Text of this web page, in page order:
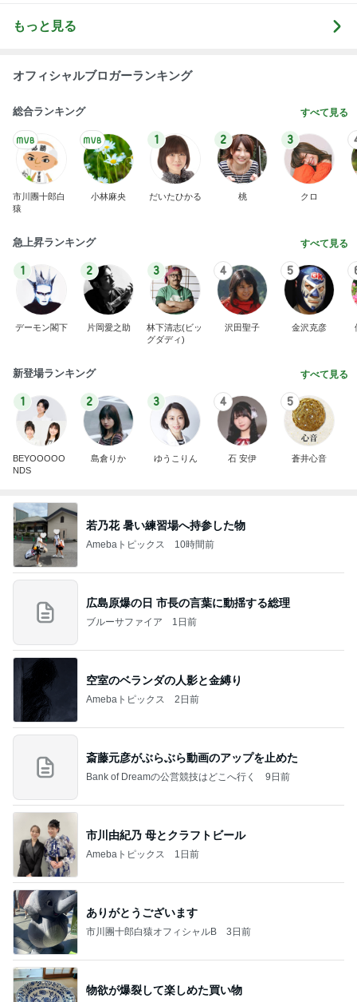
もっと見る
オフィシャルブロガーランキング
総合ランキング すべて見る
市川團十郎白
猿
小林麻央
1
だいたひかる
2
桃
3
クロ
急上昇ランキング すべて見る
1
デーモン閣下
2
片岡愛之助
3
林下清志(ビッ
グダディ)
4
沢田聖子
5
金沢克彦
新登場ランキング すべて見る
1
BEYOOOOO
NDS
2
島倉りか
3
ゆうこりん
4
石 安伊
5
蒼井心音
若乃花 暑い練習場へ持参した物
Amebaトピックス 10時間前
広島原爆の日 市長の言葉に動揺する総理
ブルーサファイア 1日前
空室のベランダの人影と金縛り
Amebaトピックス 2日前
斎藤元彦がぶらぶら動画のアップを止めた
Bank of Dreamの公営競技はどこへ行く 9日前
市川由紀乃 母とクラフトビール
Amebaトピックス 1日前
ありがとうございます
市川團十郎白猿オフィシャルB 3日前
物欲が爆裂して楽しめた買い物